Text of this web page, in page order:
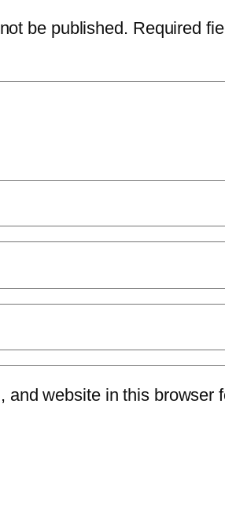
be published. Required
and website in this browser